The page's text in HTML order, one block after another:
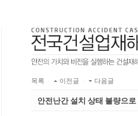
목록 이전글 다음글
안전난간 설치 상태 불량으